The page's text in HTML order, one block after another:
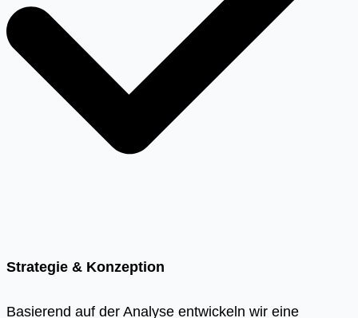
Strategie & Konzeption
Basierend auf der Analyse entwickeln wir eine